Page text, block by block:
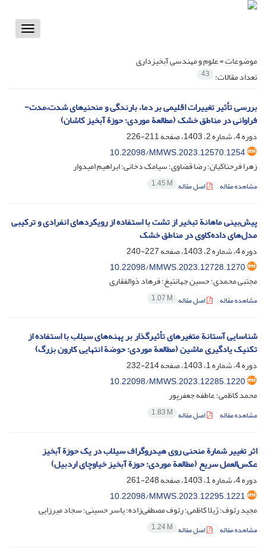
Toggle
موضوعات =علوم و مهندسی آبخیزداری
تعداد مقالات: 43
بررسی تأثیر تغییرات اقلیمی بر دما، بارندگی و منحنی‏‏‏‏‏‏‎های شدت–مدت-
فراوانی در مناطق خشک (مطالعة موردی: حوزة آبخیز کاشان)
دوره 4، شماره 2، 1403، صفحه
211-226
10.22098/MMWS.2023.12570.1254
زهرا فرحناکیان؛ رضا قضاوی؛ سیامک دخانی؛ ابراهیم امیدوار
مشاهده مقاله اصل مقاله 1.45 M
پیش‌بینی ماهانة تبخیر از تشت با استفاده از رویکردهای انفرادی و ترکیبی
مدل‌های داده‌کاوی در مناطق خشک
دوره 4، شماره 2، 1403، صفحه
227-240
10.22098/MMWS.2023.12728.1270
مجتبی محمدی؛ حسین جهانتیغ؛ فرهاد ذوالفقاری
مشاهده مقاله اصل مقاله 1.07 M
شناسایی آستانة متغیرهای تأثیرگذار بر پهنه‌های سیلاب با استفاده از
تکنیک یادگیری ماشین (مطالعة موردی: حوضة انتهایی کارون بزرگ)
دوره 4، شماره 1، 1403، صفحه
214-232
10.22098/MMWS.2023.12285.1220
محمد کاظمی؛ عاطفه جعفرپور
مشاهده مقاله اصل مقاله 1.83 M
اثر تغییر شمارة منحنی روی هیدروگراف سیلاب در یک حوزة آبخیز
عکس‌العمل سریع (مطالعة موردی: حوزة آبخیز خیاوچای اردبیل)
دوره 4، شماره 1، 1403، صفحه
248-261
10.22098/MMWS.2023.12295.1221
مجید رئوف؛ ژیلا کاظمی؛ رئوف مصطفی‌زاده؛ یاسر حسینی؛ سجاد میرزایی
مشاهده مقاله اصل مقاله 1.24 M